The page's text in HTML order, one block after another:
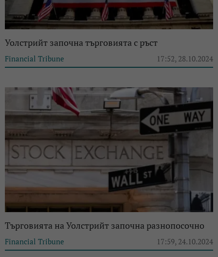
Уолстрийт започна търговията с ръст
Financial Tribune 17:52, 28.10.2024
Търговията на Уолстрийт започна разнопосочно
Financial Tribune 17:59, 24.10.2024